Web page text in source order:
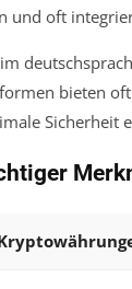
und oft
bieten
Sicherheit